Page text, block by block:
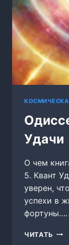
Удачи
О чем
5. Квант
уверен,
успехи в
фортуны….
ЧИТАТЬ